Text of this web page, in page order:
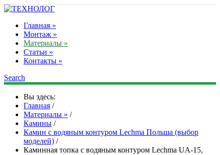
Главная »
Монтаж »
Материалы »
Статьи »
Контакты »
Search
Вы здесь:
Главная /
Материалы » /
Камины /
Камин с водяным контуром Lechma Польша (выбор
моделей) /
Каминная топка с водяным контуром Lechma UA-15,